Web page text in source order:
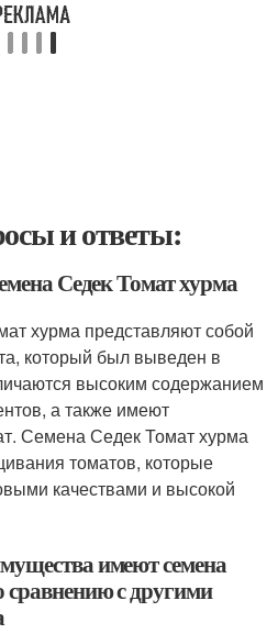
и ответы:
Седек Томат хурма
хурма представляют собой
который был выведен в
высоким содержанием
а также имеют
Семена Седек Томат хурма
томатов, которые
качествами и высокой
имеют семена
сравнению с другими